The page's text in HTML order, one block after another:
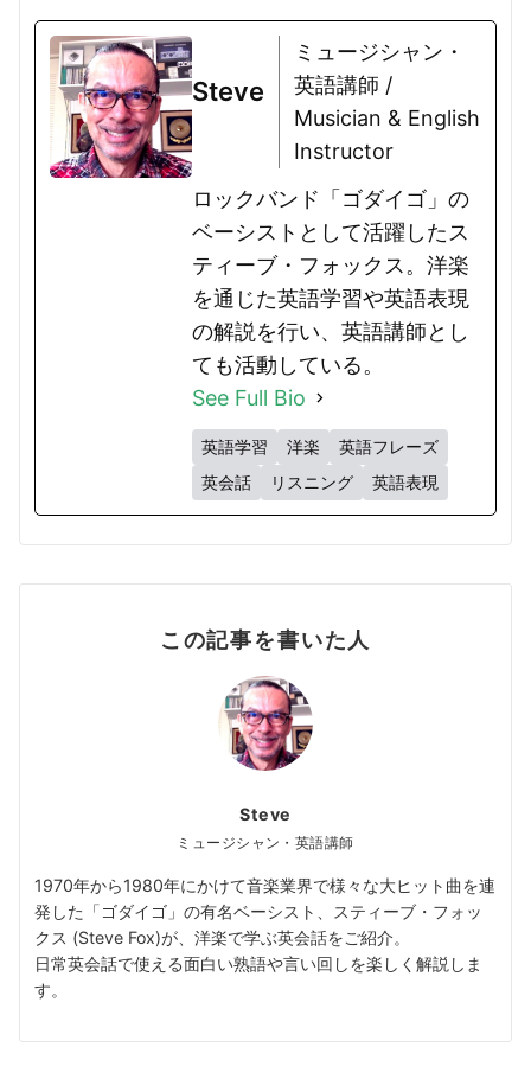
Steve
ミュージシャン・
英語講師 /
Musician & English
Instructor
ロックバンド「ゴダイゴ」の
ベーシストとして活躍したス
ティーブ・フォックス。洋楽
を通じた英語学習や英語表現
の解説を行い、英語講師とし
ても活動している。
See Full Bio
英語学習 洋楽
英語フレーズ
英会話
リスニング 英語表現
この記事を書いた人
Steve
ミュージシャン・英語講師
1970年から1980年にかけて音楽業界で様々な大ヒット曲を連
発した「ゴダイゴ」の有名ベーシスト、スティーブ・フォッ
クス (Steve Fox)が、洋楽で学ぶ英会話をご紹介。
日常英会話で使える面白い熟語や言い回しを楽しく解説しま
す。